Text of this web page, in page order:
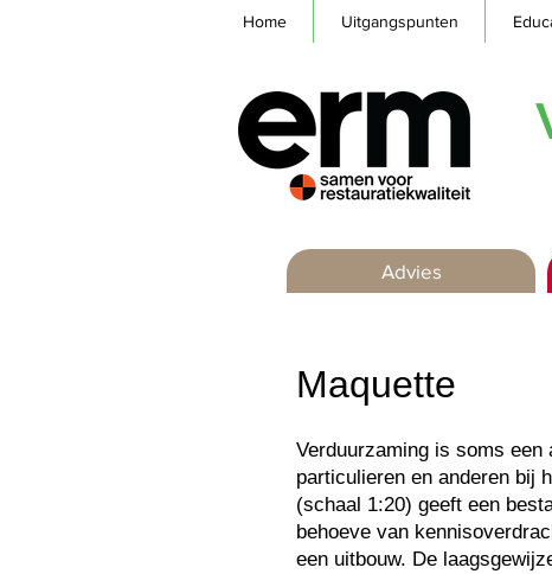
Home Uitgangspunten
Advies
Maquette
Verduurzaming is soms
particulieren en anderen bij
(schaal 1:20) geeft een
behoeve van
een uitbouw. De